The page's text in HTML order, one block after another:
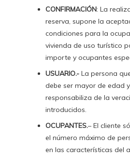
CONFIRMACIÓN: La
reserva, supone la
condiciones para la
vivienda de uso turístico
importe y ocupantes
USUARIO.- La persona
debe ser mayor de edad
responsabiliza de la
introducidos.
OCUPANTES.– El cliente
el número máximo de
en las características del